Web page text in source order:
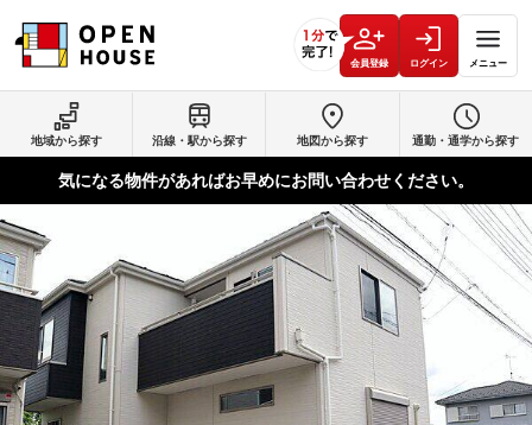
会員登録 ログイン メニュー
地域から探す 沿線・駅から探す 地図から探す 通勤・通学から探す
気になる物件があればお早めにお問い合わせください。